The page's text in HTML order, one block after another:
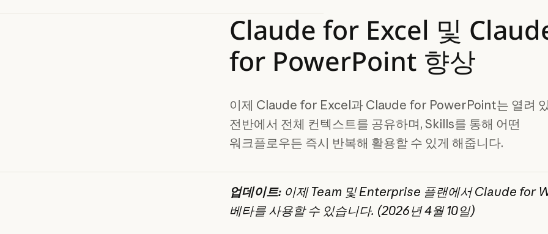
Claude for Excel 및
for PowerPoint 향상
이제 Claude for Excel과 Claude for PowerPoint는 열려
전반에서 전체 컨텍스트를 공유하며, Skills를 통해 어떤
워크플로우든 즉시 반복해 활용할 수 있게 해줍니다.
업데이트:이제 Team 및 Enterprise 플랜에서 Claude for
베타를 사용할 수 있습니다. (2026년 4월 10일)